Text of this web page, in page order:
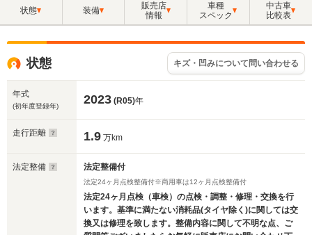
状態 装備
販売店
情報
車種
スペック
中古車
比較表
状態 キズ・凹みについて問い合わせる
年式
(初年度登録年) 2023 (R05)年
走行距離 1.9 万km
法定整備 法定整備付
法定24ヶ月点検整備付※商用車は12ヶ月点検整備付
法定24ヶ月点検（車検）の点検・調整・修理・交換を行
います。基準に満たない消耗品(タイヤ除く)に関しては交
換又は修理を致します。整備内容に関して不明な点、ご